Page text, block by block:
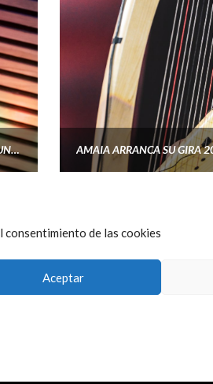
consentimiento de las cookies
Aceptar
SUZETE CONVIERTE CLUB CADAVRA EN SU CASA Y PRESENTA BABY WATA CON UN SHOW ÍNTIMO DE DIEZ
2 3 ... 16 →